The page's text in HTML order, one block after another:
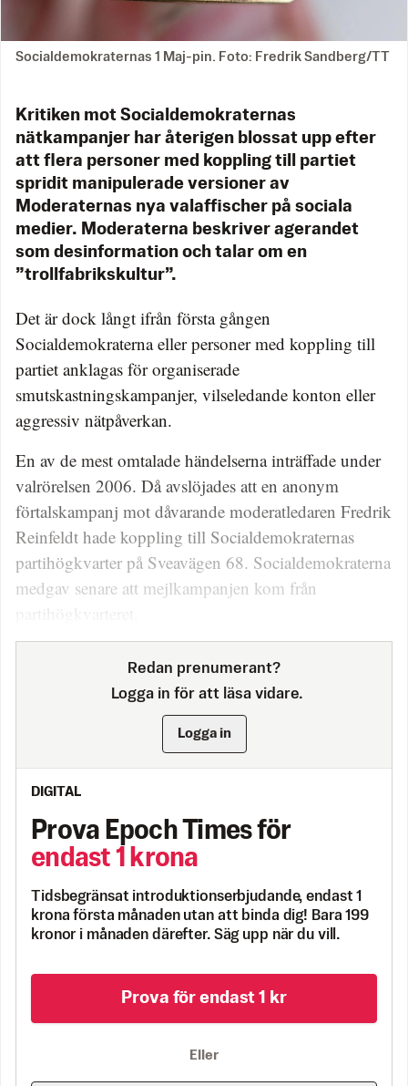
Socialdemokraternas 1 Maj-pin. Foto: Fredrik Sandberg/TT
Kritiken mot Socialdemokraternas
nätkampanjer har återigen blossat upp efter
att flera personer med koppling till partiet
spridit manipulerade versioner av
Moderaternas nya valaffischer på sociala
medier. Moderaterna beskriver agerandet
som desinformation och talar om en
”trollfabrikskultur”.
Det är dock långt ifrån första gången
Socialdemokraterna eller personer med koppling till
partiet anklagas för organiserade
smutskastningskampanjer, vilseledande konton eller
aggressiv nätpåverkan.
En av de mest omtalade händelserna inträffade under
valrörelsen 2006. Då avslöjades att en anonym
förtalskampanj mot dåvarande moderatledaren Fredrik
Reinfeldt hade koppling till Socialdemokraternas
partihögkvarter på Sveavägen 68. Socialdemokraterna
medgav senare att mejlkampanjen kom från
Redan prenumerant?
Logga in för att läsa vidare.
Logga in
DIGITAL
Prova Epoch Times för
endast 1 krona
Tidsbegränsat introduktionserbjudande, endast 1
krona första månaden utan att binda dig! Bara 199
kronor i månaden därefter. Säg upp när du vill.
Prova för endast 1 kr
Eller